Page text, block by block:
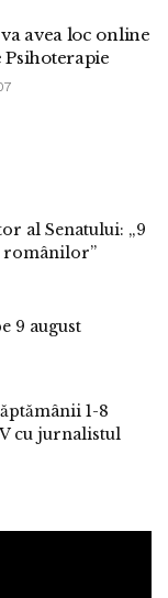
avea loc online
Psihoterapie
al Senatului: „9
românilor”
9 august
1-8
cu jurnalistul